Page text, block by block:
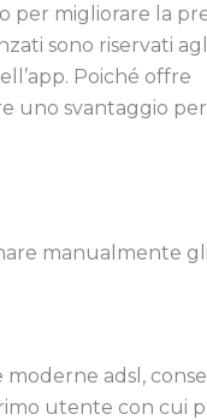
per migliorare la
sono riservati
Poiché offre
uno svantaggio
manualmente
adsl,
utente con cui